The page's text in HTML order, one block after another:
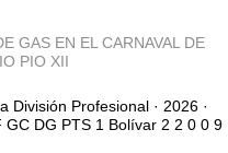
GAS EN EL CARNAVAL DE
PIO XII
División Profesional · 2026 ·
GC DG PTS 1 Bolívar 2 2 0 0 9